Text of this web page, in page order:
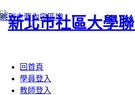
跳到主要內容區塊
回首頁
學員登入
教師登入